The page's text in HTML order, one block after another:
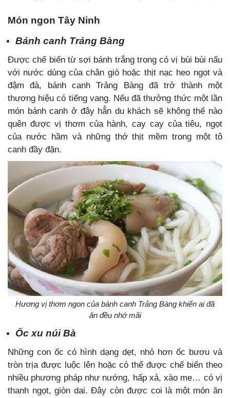
Món ngon Tây Ninh
Bánh canh Trảng Bàng
Được chế biến từ sợi bánh trắng trong có vị bùi bùi nấu
với nước dùng của chân giò hoặc thịt nạc heo ngọt và
đậm đà, bánh canh Trảng Bàng đã trở thành một
thương hiệu có tiếng vang. Nếu đã thưởng thức một lần
món bánh canh ở đây hẳn du khách sẽ không thể nào
quên được vị thơm của hành, cay cay của tiêu, ngọt
của nước hầm và những thớ thịt mềm trong một tô
canh đầy đặn.
Hương vị thơm ngon của bánh canh Trảng Bàng khiến ai đã
ăn đều nhớ mãi
Ốc xu núi Bà
Những con ốc có hình dạng dẹt, nhỏ hơn ốc bươu và
tròn trịa được luộc lên hoặc có thể được chế biến theo
nhiều phương pháp như nướng, hấp xả, xào me… có vị
thanh ngọt, giòn dai. Đây còn được coi là một món ăn